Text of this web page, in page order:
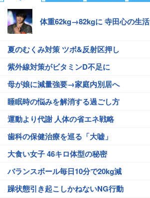
体重62kg→82kgに 寺田心の生活
夏のむくみ対策 ツボ&反射区押し
紫外線対策がビタミンD不足に
母が娘に減量強要→家庭内別居へ
睡眠時の悩みを解消する過ごし方
運動より代謝 人体の省エネ戦略
歯科の保健治療を巡る「大嘘」
大食い女子 46キロ体型の秘密
バランスボール毎日10分で20kg減
躁状態引き起こしかねないNG行動